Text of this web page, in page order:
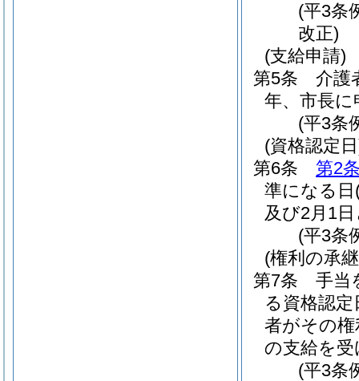
(平3条
改正)
(支給申請)
第5条
介護
年、市長
(平3条
(資格認定
第6条
第2
準になる日
及び2月1
(平3条
(権利の承
第7条
手当
る資格認
者がその
の支給を
(平3条